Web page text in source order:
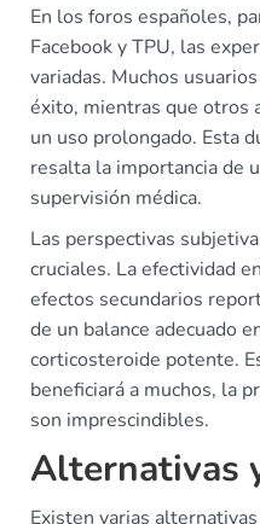
En los foros españoles,
Facebook y TPU, las
variadas. Muchos
éxito, mientras que otros
un uso prolongado. Esta
resalta la importancia de
supervisión médica.
Las perspectivas
cruciales. La efectividad
efectos secundarios
de un balance adecuado
corticosteroide potente.
beneficiará a muchos, la
son imprescindibles.
Alternativas
Existen varias